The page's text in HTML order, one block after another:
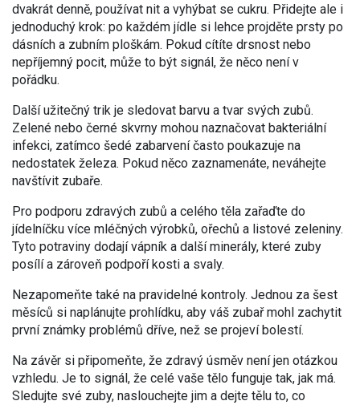
dvakrát denně, používat nit a vyhýbat se cukru. Přidejte ale i
jednoduchý krok: po každém jídle si lehce projděte prsty po
dásních a zubním ploškám. Pokud cítíte drsnost nebo
nepříjemný pocit, může to být signál, že něco není v
pořádku.
Další užitečný trik je sledovat barvu a tvar svých zubů.
Zelené nebo černé skvrny mohou naznačovat bakteriální
infekci, zatímco šedé zabarvení často poukazuje na
nedostatek železa. Pokud něco zaznamenáte, neváhejte
navštívit zubaře.
Pro podporu zdravých zubů a celého těla zařaďte do
jídelníčku více mléčných výrobků, ořechů a listové zeleniny.
Tyto potraviny dodají vápník a další minerály, které zuby
posílí a zároveň podpoří kosti a svaly.
Nezapomeňte také na pravidelné kontroly. Jednou za šest
měsíců si naplánujte prohlídku, aby váš zubař mohl zachytit
první známky problémů dříve, než se projeví bolestí.
Na závěr si připomeňte, že zdravý úsměv není jen otázkou
vzhledu. Je to signál, že celé vaše tělo funguje tak, jak má.
Sledujte své zuby, naslouchejte jim a dejte tělu to, co